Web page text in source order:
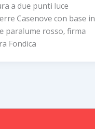
a due punti luce
Casenove con base in
paralume rosso, firma
Fondica